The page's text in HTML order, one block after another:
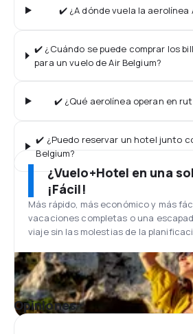
✔️ ¿A dónde vuela la aerolínea
✔️ ¿Cuándo se puede comprar los
para un vuelo de Air Belgium?
✔️ ¿Qué aerolínea operan en
✔️ ¿Puedo reservar un hotel junto
Belgium?
¿Vuelo+Hotel en una
¡Fácil!
Más rápido, más económico y más
vacaciones completas o una
viaje sin las molestias de la
Opiniones